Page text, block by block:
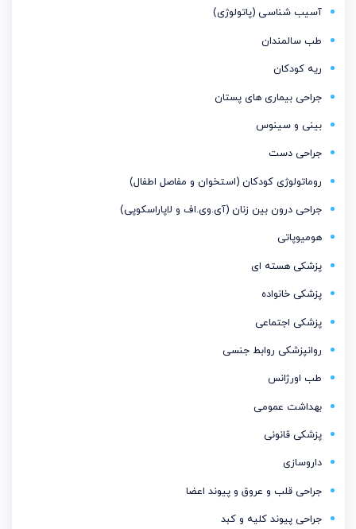
آسیب شناسی (پاتولوژی)
طب سالمندان
ریه کودکان
جراحی بیماری های پستان
بینی و سینوس
جراحی دست
روماتولوژی کودکان (استخوان و مفاصل اطفال)
جراحی درون بین زنان (آی.وی.اف و لاپاراسکوپی)
هومیوپاتی
پزشکی هسته ای
پزشکی خانواده
پزشکی اجتماعی
روانپزشکی روابط جنسی
طب اورژانس
بهداشت عمومی
پزشکی قانونی
داروسازی
جراحی قلب و عروق و پیوند اعضا
جراحی پیوند کلیه و کبد